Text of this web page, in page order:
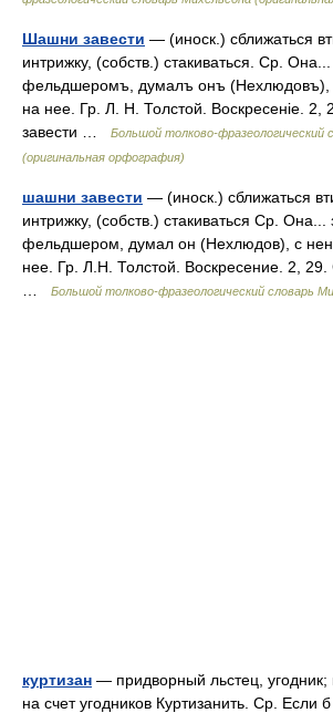
Шашни завести — (иноск.) сближаться
интрижку, (собств.) стакиваться. Ср.
фельдшеромъ, думалъ онъ (Нехлюдовъ),
на нее. Гр. Л. Н. Толстой. Воскресеніе. 2,
завести …
Большой толково-фразеологический
(оригинальная орфография)
шашни завести — (иноск.) сближаться
интрижку, (собств.) стакиваться Ср.
фельдшером, думал он (Нехлюдов), с
нее. Гр. Л.Н. Толстой. Воскресение. 2, 29.
Большой толково-фразеологический словарь
куртизан — придворный льстец, угодник;
на счет угодников Куртизанить. Ср. Если